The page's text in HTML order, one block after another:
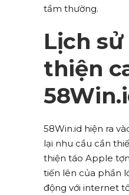
tầm thường.
Lịch sử
thiện
58Win.id hiện ra
lại nhu cầu cần
thiện táo Apple
tiến lên của phần
động với internet